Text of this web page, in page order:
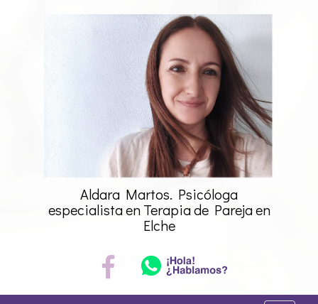
Aldara Martos. Psicóloga
especialista en Terapia de Pareja en
Elche